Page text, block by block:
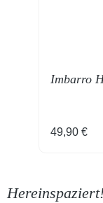
Imbarro
49,90 €